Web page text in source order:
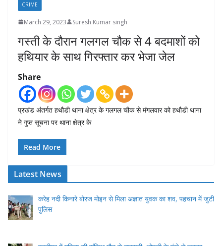
CRIME
March 29, 2023 Suresh Kumar singh
गस्ती के दौरान गलगल चौक से 4 बदमाशों को
हथियार के साथ गिरफ्तार कर भेजा जेल
Share
प्रखंड अंतर्गत हथौडी थाना क्षेत्र के गलगल चौक से मंगलवार को हथौडी थाना
ने गुप्त सूचना पर थाना क्षेत्र के
Read More
Latest News
करेह नदी किनारे बोरज मोइन से मिला अज्ञात युवक का शव, पहचान में जुटी
पुलिस